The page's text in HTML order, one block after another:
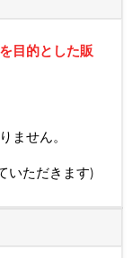
目的とした販
ません。
いただきます)